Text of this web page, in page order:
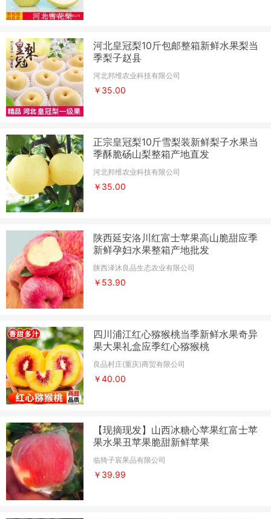
河北皇冠梨10斤包邮整箱新鲜水果梨当
季梨子赵县
河北邦维农业科技有限公司
￥35.00
正宗皇冠梨10斤雪梨装新鲜梨子水果当
季酥脆砀山梨整箱产地直发
河北邦维农业科技有限公司
￥35.00
陕西延安洛川红富士苹果高山脆甜应季
新鲜孕妇水果整箱产地批发
陕西泽沐良品生态农业有限公司
￥53.90
四川浦江红心猕猴桃当季新鲜水果奇异
果大果礼盒应季红心猕猴桃
良品村庄(重庆)商贸有限公司
￥40.00
【现摘现发】山西冰糖心苹果红富士苹
果水果丑苹果脆甜新鲜苹果
临猗子宸果品有限公司
￥39.99